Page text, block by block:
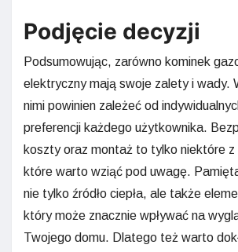
Podjęcie decyzji
Podsumowując, zarówno kominek
elektryczny mają swoje zalety i wady.
nimi powinien zależeć od
preferencji każdego użytkownika.
koszty oraz montaż to tylko niektóre z
które warto wziąć pod uwagę.
nie tylko źródło ciepła, ale także
który może znacznie wpływać na
Twojego domu. Dlatego też warto